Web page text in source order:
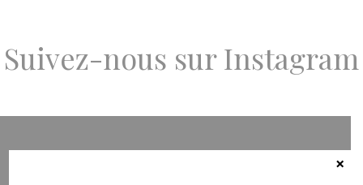
Suivez-nous sur Instagram
×